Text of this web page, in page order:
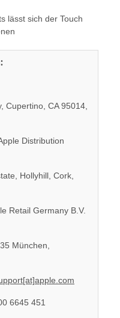
lässt sich der Touch
Cupertino, CA 95014,
Distribution
Hollyhill, Cork,
Retail Germany B.V.
München,
6645 451